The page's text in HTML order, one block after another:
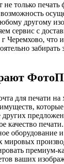
не только печать
другому
сервис с
Черемхово, что
забирать
для печати на
которые
качество
оборудование
мировых
премиум-
ваших